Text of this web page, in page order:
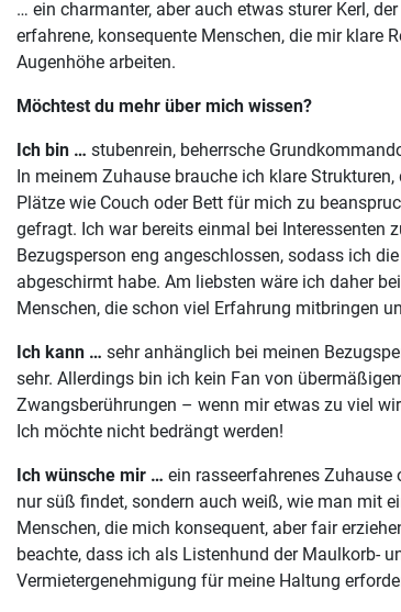
… ein charmanter, aber auch etwas sturer Kerl,
erfahrene, konsequente Menschen, die mir klare
Augenhöhe arbeiten.
Möchtest du mehr über mich wissen?
Ich bin … stubenrein, beherrsche
In meinem Zuhause brauche ich klare
Plätze wie Couch oder Bett für mich zu
gefragt. Ich war bereits einmal bei Interessenten
Bezugsperson eng angeschlossen, sodass ich
abgeschirmt habe. Am liebsten wäre ich daher
Menschen, die schon viel Erfahrung mitbringen
Ich kann … sehr anhänglich bei meinen
sehr. Allerdings bin ich kein Fan von
Zwangsberührungen – wenn mir etwas zu viel
Ich möchte nicht bedrängt werden!
Ich wünsche mir … ein rasseerfahrenes
nur süß findet, sondern auch weiß, wie man mit
Menschen, die mich konsequent, aber fair
beachte, dass ich als Listenhund der Maulkorb-
Vermietergenehmigung für meine Haltung